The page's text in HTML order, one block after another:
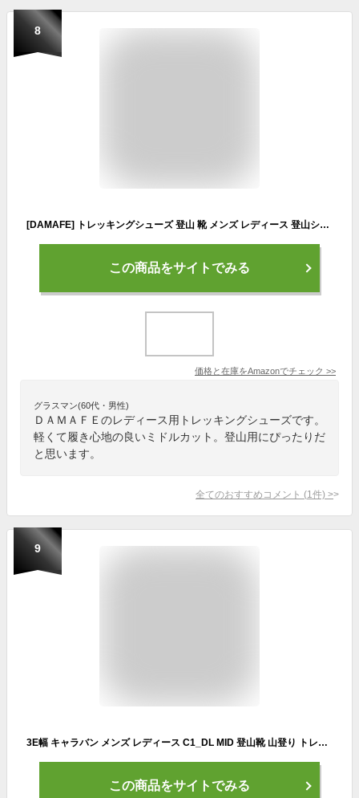
8
[DAMAFE] トレッキングシューズ 登山 靴 メンズ レディース 登山シューズ アウトドア靴 山登り 靴 山歩き ミドルカット 轻量 防滑 初心者 おしゃれ 23.5 cm 軽量 キャンプ 山登り スタイル03 シューズ ハイキング ウォーキングシューズ アウトドアシューズ
この商品をサイトでみる
価格と在庫をAmazonでチェック >>
グラスマン(60代・男性)
ＤＡＭＡＦＥのレディース用トレッキングシューズです。
軽くて履き心地の良いミドルカット。登山用にぴったりだ
と思います。
全てのおすすめコメント (1 件) >
9
3E幅 キャラバン メンズ レディース C1_DL MID 登山靴 山登り トレッキングシューズ 防水 GORE-TEX ゴアテックス ミドルカット ブラック 黒 グレー カーキ 灰色 送料無料 CARAVAN 0010122
この商品をサイトでみる